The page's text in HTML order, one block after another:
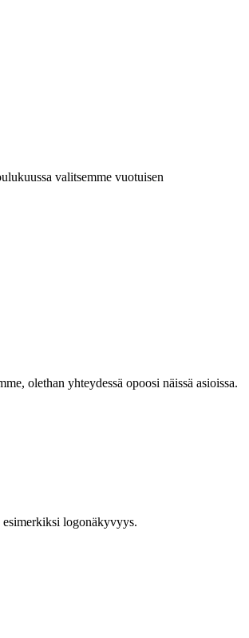
valitsemme vuotuisen
olethan yhteydessä opoosi näissä asioissa.
esimerkiksi logonäkyvyys.